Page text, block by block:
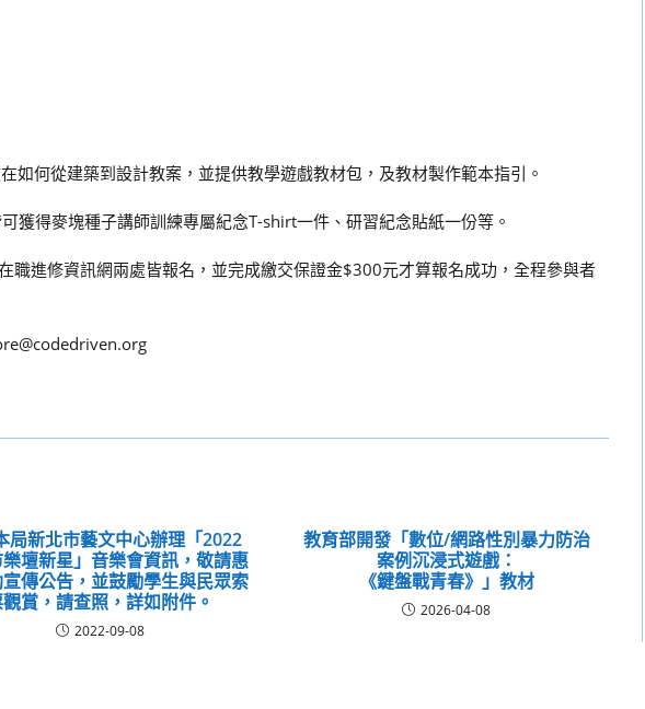
何從建築到設計教案，並提供教學遊戲教材包，及教材製作範本指引。
獲得麥塊種子講師訓練專屬紀念T-shirt一件、研習紀念貼紙一份等。
進修資訊網兩處皆報名，並完成繳交保證金$300元才算報名成功，全程參與者
局新北市藝文中心辦理「2022
壇新星」音樂會資訊，敬請惠
傳公告，並鼓勵學生與民眾索
賞，請查照，詳如附件。
2022-09-08
教育部開發「數位/網路性別暴力防治
案例沉浸式遊戲：
《鍵盤戰青春》」教材
2026-04-08